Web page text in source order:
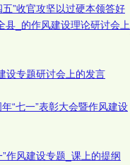
五”收官攻坚以过硬本领答好
_的作风建设理论研讨会上
设专题研讨会上的发言
“七一”表彰大会暨作风建设
作风建设专题_课上的提纲